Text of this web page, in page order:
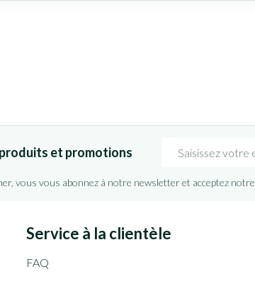
et promotions
vous vous abonnez à notre newsletter et acceptez notre
Service à la clientèle
FAQ